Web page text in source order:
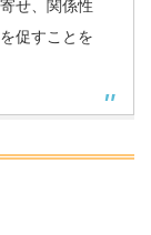
せ、関係性
促すことを